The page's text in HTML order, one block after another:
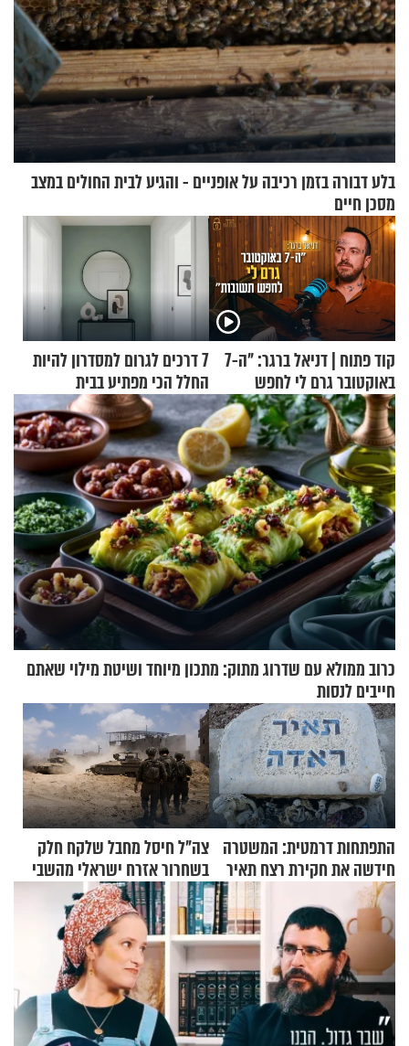
בלע דבורה בזמן רכיבה על אופניים - והגיע לבית החולים במצב
מסכן חיים
קוד פתוח | דניאל ברגר: "ה-7
באוקטובר גרם לי לחפש
תשובות"
7 דרכים לגרום למסדרון להיות
החלל הכי מפתיע בבית
כרוב ממולא עם שדרוג מתוק: מתכון מיוחד ושיטת מילוי שאתם
חייבים לנסות
התפתחות דרמטית: המשטרה
חידשה את חקירת רצח תאיר
ראדה
צה"ל חיסל מחבל שלקח חלק
בשחרור אזרח ישראלי מהשבי